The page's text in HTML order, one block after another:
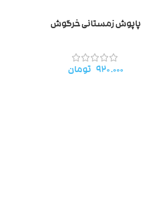
پاپوش زمستانی خرگوش
۹۲۰.۰۰۰ تومان